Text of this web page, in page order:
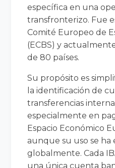
específica en una
transfronterizo. Fue
Comité Europeo de
(ECBS) y
de 80 países.
Su propósito es
la identificación de
transferencias
especialmente en
Espacio Económico
aunque su uso se ha
globalmente. Cada
una única cuenta